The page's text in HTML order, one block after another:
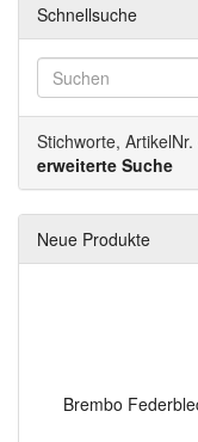
Schnellsuche
Stichworte, ArtikelNr.
erweiterte Suche
Neue Produkte
Brembo